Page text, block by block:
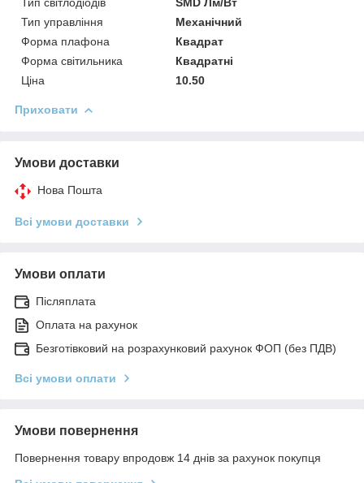
Тип управління
Механічний
Форма плафона
Квадрат
Форма світильника
Квадратні
Ціна
10.50
Приховати
Умови доставки
Нова Пошта
Всі умови доставки
Умови оплати
Післяплата
Оплата на рахунок
Безготівковий на розрахунковий рахунок ФОП (без ПДВ)
Всі умови оплати
Умови повернення
Повернення товару впродовж 14 днів за рахунок покупця